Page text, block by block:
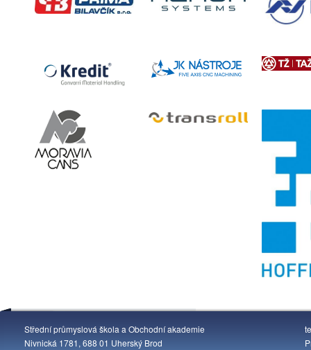
Střední průmyslová škola a Obchodní akademie
Nivnická 1781, 688 01 Uherský Brod